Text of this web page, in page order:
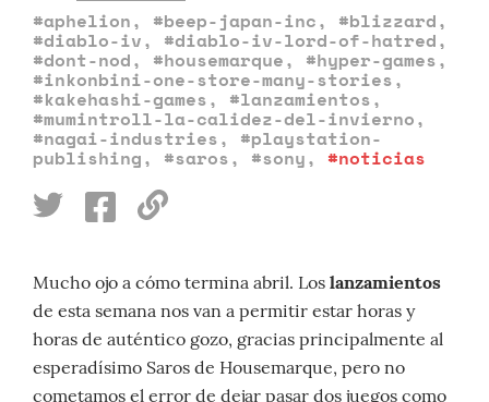
#aphelion, #beep-japan-inc, #blizzard,
#diablo-iv, #diablo-iv-lord-of-hatred,
#dont-nod, #housemarque, #hyper-games,
#inkonbini-one-store-many-stories,
#kakehashi-games, #lanzamientos,
#mumintroll-la-calidez-del-invierno,
#nagai-industries, #playstation-
publishing, #saros, #sony, #noticias
Mucho ojo a cómo termina abril. Los lanzamientos
de esta semana nos van a permitir estar horas y
horas de auténtico gozo, gracias principalmente al
esperadísimo Saros de Housemarque, pero no
cometamos el error de dejar pasar dos juegos como